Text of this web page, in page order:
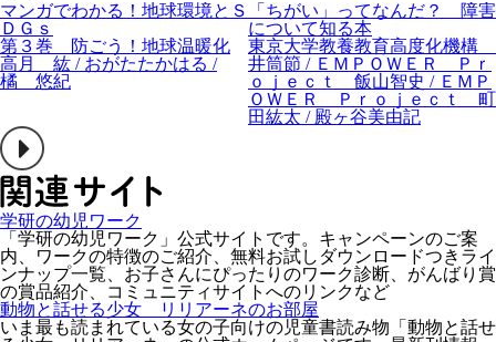
マンガでわかる！地球環境とＳ
ＤＧｓ
第３巻 防ごう！地球温暖化
高月 紘 / おがたたかはる /
橘 悠紀
「ちがい」ってなんだ？ 障害
について知る本
東京大学教養教育高度化機構
井筒節 / ＥＭＰＯＷＥＲ Ｐｒ
ｏｊｅｃｔ 飯山智史 / ＥＭＰ
ＯＷＥＲ Ｐｒｏｊｅｃｔ 町
田紘太 / 殿ヶ谷美由記
学研の幼児ワーク
「学研の幼児ワーク」公式サイトです。キャンペーンのご案
内、ワークの特徴のご紹介、無料お試しダウンロードつきライ
ンナップ一覧、お子さんにぴったりのワーク診断、がんばり賞
の賞品紹介、コミュニティサイトへのリンクなど
動物と話せる少女 リリアーネのお部屋
いま最も読まれている女の子向けの児童書読み物「動物と話せ